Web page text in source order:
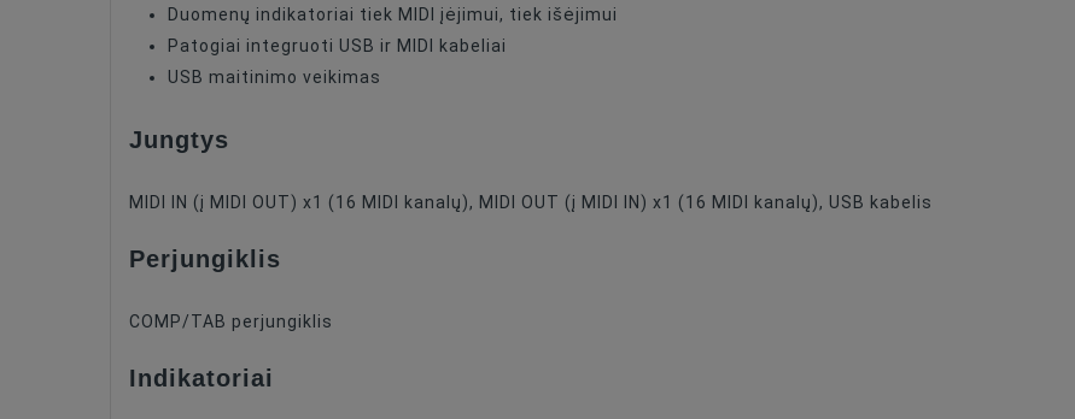
Duomenų indikatoriai tiek MIDI įėjimui, tiek išėjimui
Patogiai integruoti USB ir MIDI kabeliai
USB maitinimo veikimas
Jungtys
MIDI IN (į MIDI OUT) x1 (16 MIDI kanalų), MIDI OUT (į MIDI IN) x1 (16 MIDI kanalų), USB kabelis
Perjungiklis
COMP/TAB perjungiklis
Indikatoriai